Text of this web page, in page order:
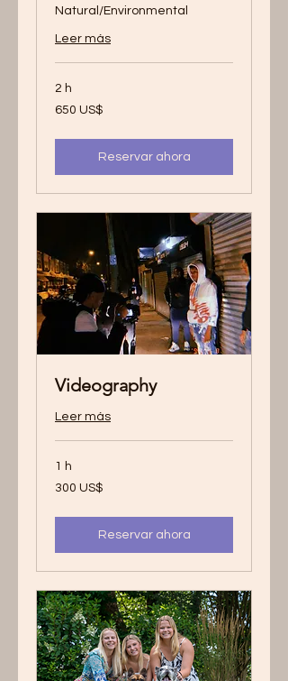
Natural/Environmental
Leer más
2 h
650
dólares
650 US$
Reservar ahora
Videography
Leer más
1 h
300
dólares
300 US$
Reservar ahora